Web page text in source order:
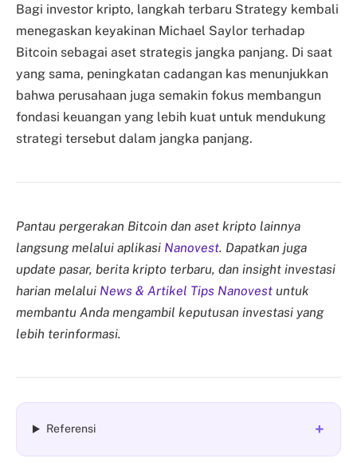
Bagi investor kripto, langkah terbaru Strategy kembali
menegaskan keyakinan Michael Saylor terhadap
Bitcoin sebagai aset strategis jangka panjang. Di saat
yang sama, peningkatan cadangan kas menunjukkan
bahwa perusahaan juga semakin fokus membangun
fondasi keuangan yang lebih kuat untuk mendukung
strategi tersebut dalam jangka panjang.
Pantau pergerakan Bitcoin dan aset kripto lainnya
langsung melalui aplikasi Nanovest. Dapatkan juga
update pasar, berita kripto terbaru, dan insight investasi
harian melalui News & Artikel Tips Nanovest untuk
membantu Anda mengambil keputusan investasi yang
lebih terinformasi.
Referensi +